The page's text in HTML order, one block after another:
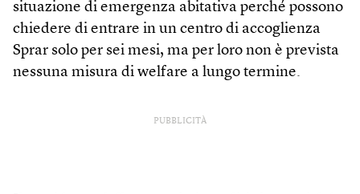
situazione di emergenza abitativa perché possono
chiedere di entrare in un centro di accoglienza
Sprar solo per sei mesi, ma per loro non è prevista
nessuna misura di welfare a lungo termine.
PUBBLICITÀ